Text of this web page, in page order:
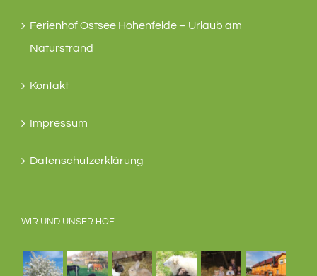
Ferienhof Ostsee Hohenfelde – Urlaub am
Naturstrand
Kontakt
Impressum
Datenschutzerklärung
WIR UND UNSER HOF